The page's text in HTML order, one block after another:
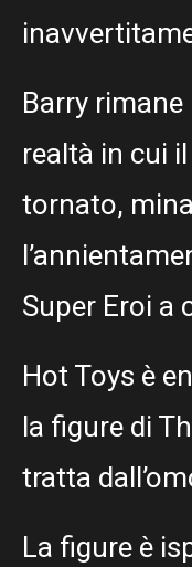
Barry
realtà in cui
tornato,
Super Eroi a
Hot Toys è
la figure di
tratta
La figure è